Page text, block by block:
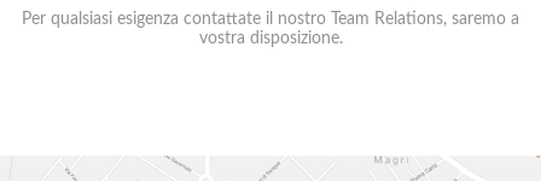
Per qualsiasi esigenza contattate il nostro Team Relations, saremo a
vostra disposizione.